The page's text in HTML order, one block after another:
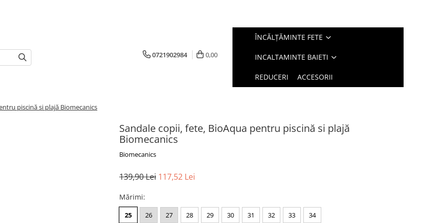
0721902984 0,00
ÎNCĂLȚĂMINTE FETE
INCALTAMINTE BAIETI
REDUCERI ACCESORII
piscină si plajă Biomecanics
Sandale copii, fete, BioAqua pentru piscină si plajă
Biomecanics
Biomecanics
139,90 Lei 117,52 Lei
Mărimi:
25 26 27 28 29 30 31 32 33 34